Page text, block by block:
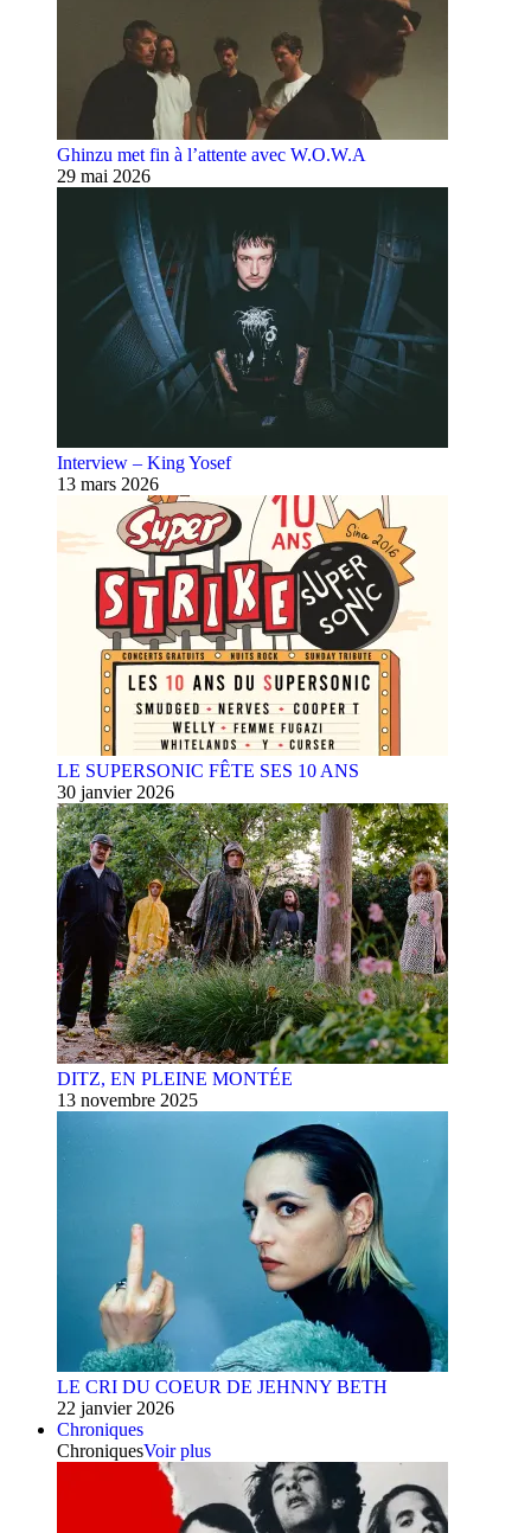
Ghinzu met fin à l’attente avec W.O.W.A
29 mai 2026
Interview – King Yosef
13 mars 2026
LE SUPERSONIC FÊTE SES 10 ANS
30 janvier 2026
DITZ, EN PLEINE MONTÉE
13 novembre 2025
LE CRI DU COEUR DE JEHNNY BETH
22 janvier 2026
Chroniques
ChroniquesVoir plus